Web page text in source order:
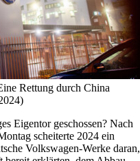
Rettung durch China
Eigentor geschossen? Nach
scheiterte 2024 ein
Volkswagen-Werke daran,